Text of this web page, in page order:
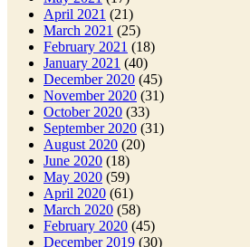
April 2021 (21)
March 2021 (25)
February 2021 (18)
January 2021 (40)
December 2020 (45)
November 2020 (31)
October 2020 (33)
September 2020 (31)
August 2020 (20)
June 2020 (18)
May 2020 (59)
April 2020 (61)
March 2020 (58)
February 2020 (45)
December 2019 (30)